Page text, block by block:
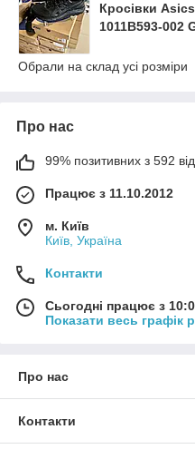
Кросівки
1011B593-002
Обрали на склад усі розміри
Про нас
99% позитивних з 592
Працює з 11.10.2012
м. Київ
Київ, Україна
Контакти
Сьогодні працює з
Показати весь графік
Про нас
Контакти